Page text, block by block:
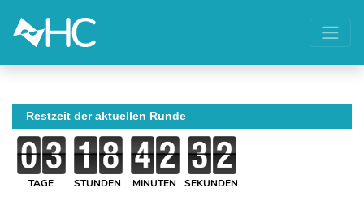
Restzeit der aktuellen Runde
TAGE STUNDEN MINUTEN SEKUNDEN